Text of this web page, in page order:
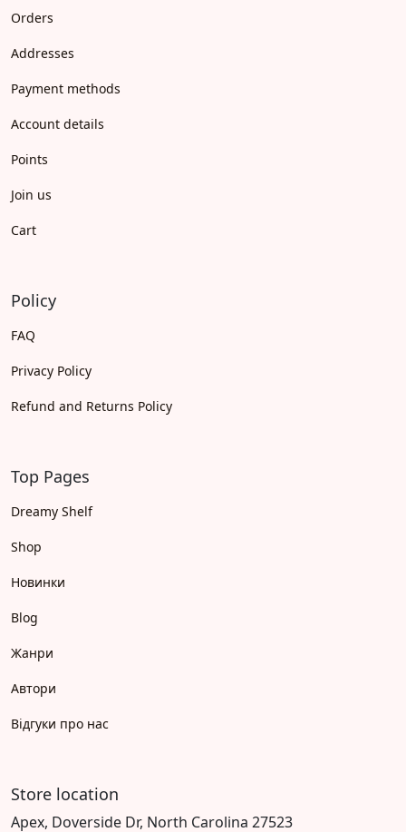
Orders
Addresses
Payment methods
Account details
Points
Join us
Cart
Policy
FAQ
Privacy Policy
Refund and Returns Policy
Top Pages
Dreamy Shelf
Shop
Новинки
Blog
Жанри
Автори
Відгуки про нас
Store location
Apex, Doverside Dr, North Carolina 27523